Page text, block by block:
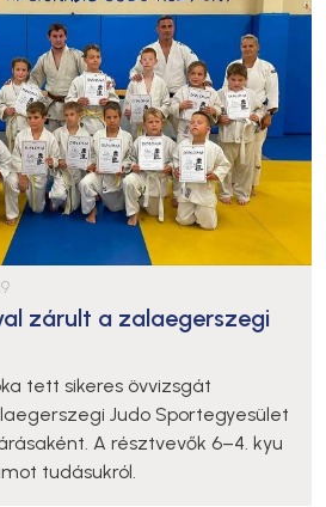
zárult a zalaegerszegi
tett sikeres övvizsgát
Judo Sportegyesület
A résztvevők 6–4. kyu
tudásukról.